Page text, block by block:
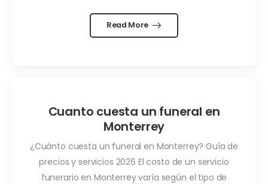
Read More
Cuanto cuesta un funeral en
Monterrey
¿Cuánto cuesta un funeral en Monterrey? Guía de
precios y servicios 2026 El costo de un servicio
funerario en Monterrey varía según el tipo de